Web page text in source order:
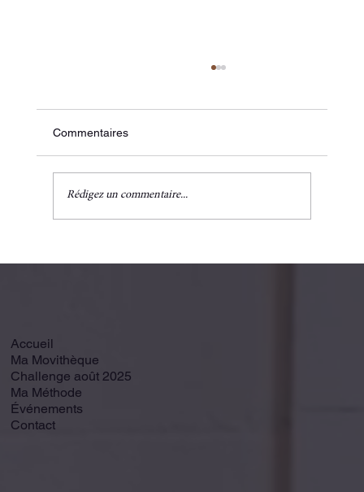
Des corps faits pour bouger 💪✨
Commentaires
Rédigez un commentaire...
Accueil
Ma Movithèque
Challenge août 2025
Ma Méthode
Événements
Contact